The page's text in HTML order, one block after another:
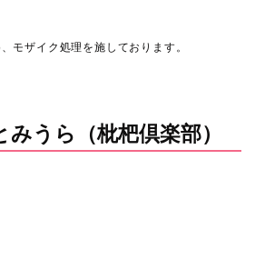
モザイク処理を施しております。
うら（枇杷倶楽部）